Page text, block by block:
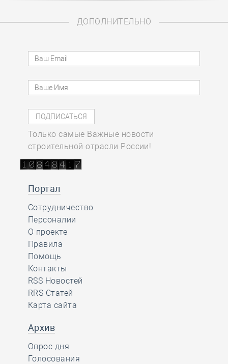
ДОПОЛНИТЕЛЬНО
Только самые Важные новости
строительной отрасли России!
Портал
Сотрудничество
Персоналии
О проекте
Правила
Помощь
Контакты
RSS Новостей
RRS Статей
Карта сайта
Архив
Опрос дня
Голосования